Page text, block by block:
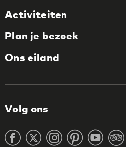
Activiteiten
Plan je bezoek
Ons eiland
Volg ons